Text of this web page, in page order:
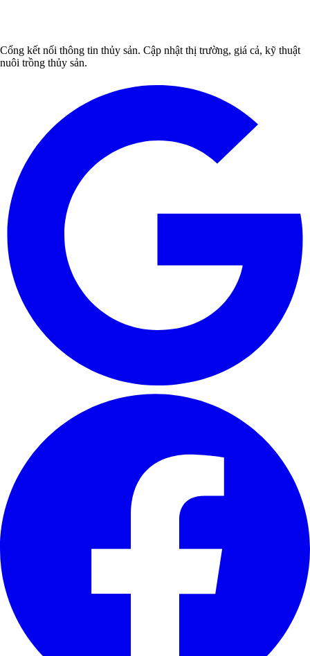
Cổng kết nối thông tin thủy sản. Cập nhật thị trường, giá cả, kỹ thuật
nuôi trồng thủy sản.